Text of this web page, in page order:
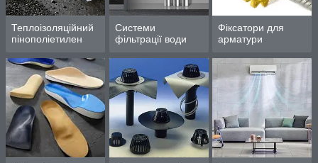
Теплоізоляційний
пінополіетилен
Системи
фільтрації води
Фіксатори для
арматури